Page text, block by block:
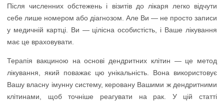
Після численних обстежень і візитів до лікаря легко відчути
себе лише номером або діагнозом. Але Ви — не просто записи
у медичній картці. Ви — цілісна особистість, і Ваше лікування
має це враховувати.
Терапія вакциною на основі дендритних клітин — це метод
лікування, який поважає цю унікальність. Вона використовує
Вашу власну імунну систему, керовану Вашими ж дендритними
клітинами, щоб точніше реагувати на рак. У цій статті